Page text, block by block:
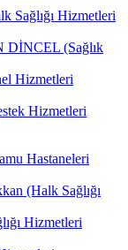
Sağlığı Hizmetleri
DİNCEL (Sağlık
Hizmetleri
Hizmetleri
Hastaneleri
(Halk Sağlığı
Hizmetleri